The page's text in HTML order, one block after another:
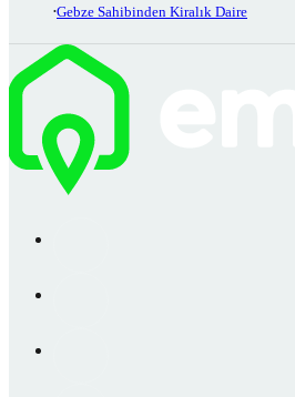
Gebze Sahibinden Kiralık Daire